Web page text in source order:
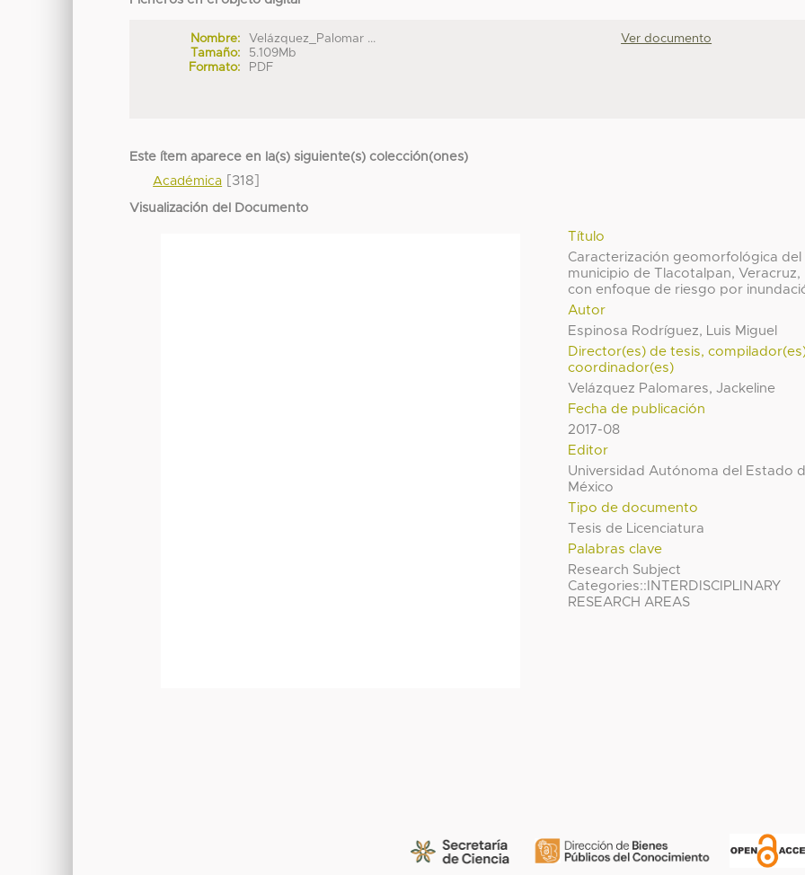
Nombre:
Velázquez_Palomar ...
Tamaño:
5.109Mb
Formato:
PDF
Ver documento
Este ítem aparece en la(s) siguiente(s) colección(ones)
Académica [318]
Visualización del Documento
Título
Caracterización geomorfológica del
municipio de Tlacotalpan, Veracruz,
con enfoque de riesgo por
Autor
Espinosa Rodríguez, Luis Miguel
Director(es) de tesis,
coordinador(es)
Velázquez Palomares, Jackeline
Fecha de publicación
2017-08
Editor
Universidad Autónoma del Estado
México
Tipo de documento
Tesis de Licenciatura
Palabras clave
Research Subject
Categories::INTERDISCIPLINARY
RESEARCH AREAS